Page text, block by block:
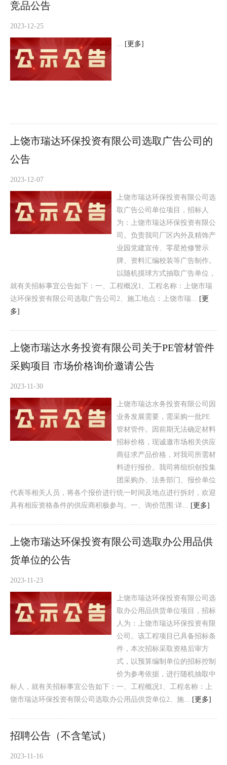
竞品公告
2023-12-25
... [更多]
上饶市瑞达环保投资有限公司选取广告公司的
公告
2023-12-07
上饶市瑞达环保投资有限公司选
取广告公司单位项目，招标人
为：上饶市瑞达环保投资有限公
司。负责我司厂区内外及精饰产
业园党建宣传、零星抢修警示
牌、资料汇编校装等广告制作。
以随机摸球方式抽取广告单位，
就有关招标事宜公告如下：一、工程概况1、工程名称：上饶市瑞
达环保投资有限公司选取广告公司2、施工地点：上饶市瑞... [更
多]
上饶市瑞达水务投资有限公司关于PE管材管件
采购项目 市场价格询价邀请公告
2023-11-30
上饶市瑞达水务投资有限公司因
业务发展需要，需采购一批PE
管材管件。因前期无法确定材料
招标价格，现诚邀市场相关供应
商征求产品价格，对我司所需材
料进行报价。我司将组织创投集
团采购办、法务部门、报价单位
代表等相关人员，将各个报价进行统一时间及地点进行拆封，欢迎
具有相应资格条件的供应商积极参与。一、询价范围:详... [更多]
上饶市瑞达环保投资有限公司选取办公用品供
货单位的公告
2023-11-23
上饶市瑞达环保投资有限公司选
取办公用品供货单位项目，招标
人为：上饶市瑞达环保投资有限
公司。该工程项目已具备招标条
件，本次招标采取资格后审方
式，以预算编制单位的招标控制
价为参考依据，进行随机抽取中
标人，就有关招标事宜公告如下：一、工程概况1、工程名称：上
饶市瑞达环保投资有限公司选取办公用品供货单位2、施... [更多]
招聘公告（不含笔试）
2023-11-16